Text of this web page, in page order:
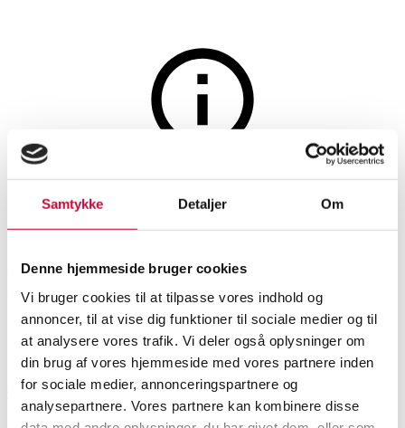
Samtykke Detaljer Om
Denne hjemmeside bruger cookies
Vi bruger cookies til at tilpasse vores indhold og
annoncer, til at vise dig funktioner til sociale medier og til
at analysere vores trafik. Vi deler også oplysninger om
din brug af vores hjemmeside med vores partnere inden
for sociale medier, annonceringspartnere og
analysepartnere. Vores partnere kan kombinere disse
Sofaborde, småborde
Stouby Furniture. Sofabord i
Maria
SHOWROOM
Odense
VURDERING
DKK 5.000
VARENUMMER
6539478
Momsvare